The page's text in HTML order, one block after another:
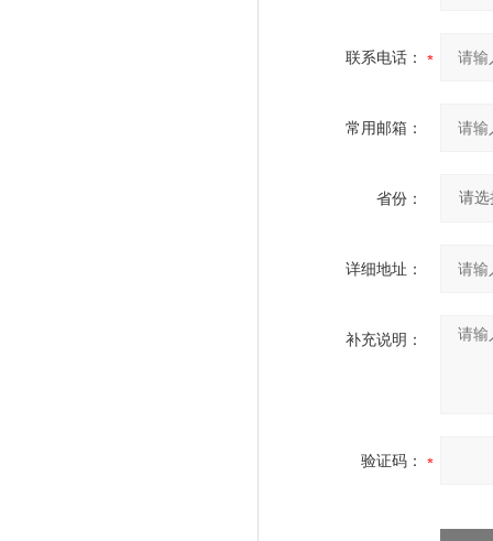
联系电话：
常用邮箱：
省份：
详细地址：
补充说明：
验证码：